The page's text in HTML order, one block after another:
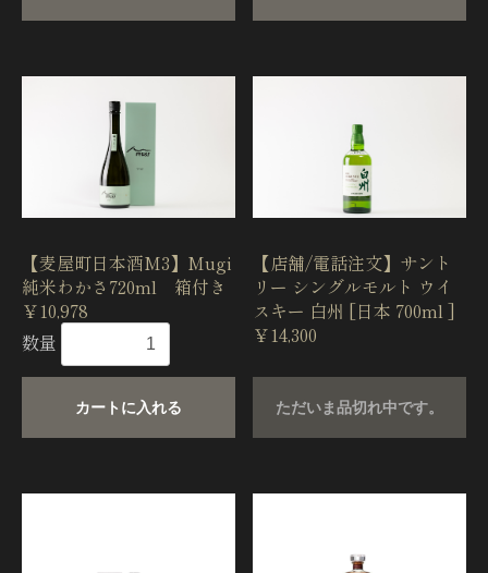
【麦屋町日本酒M3】Mugi
純米わかさ720ml 箱付き
￥10,978
数量
カートに入れる
【店舗/電話注文】サント
リー シングルモルト ウイ
スキー 白州 [日本 700ml ]
￥14,300
ただいま品切れ中です。